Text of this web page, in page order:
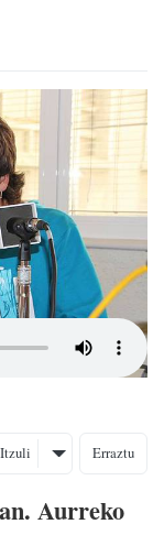
Itzuli Erraztu
Aurreko